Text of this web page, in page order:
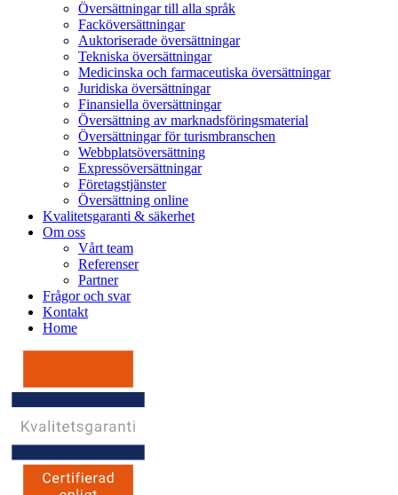
Översättningar till alla språk
Facköversättningar
Auktoriserade översättningar
Tekniska översättningar
Medicinska och farmaceutiska översättningar
Juridiska översättningar
Finansiella översättningar
Översättning av marknadsföringsmaterial
Översättningar för turismbranschen
Webbplatsöversättning
Expressöversättningar
Företagstjänster
Översättning online
Kvalitetsgaranti & säkerhet
Om oss
Vårt team
Referenser
Partner
Frågor och svar
Kontakt
Home